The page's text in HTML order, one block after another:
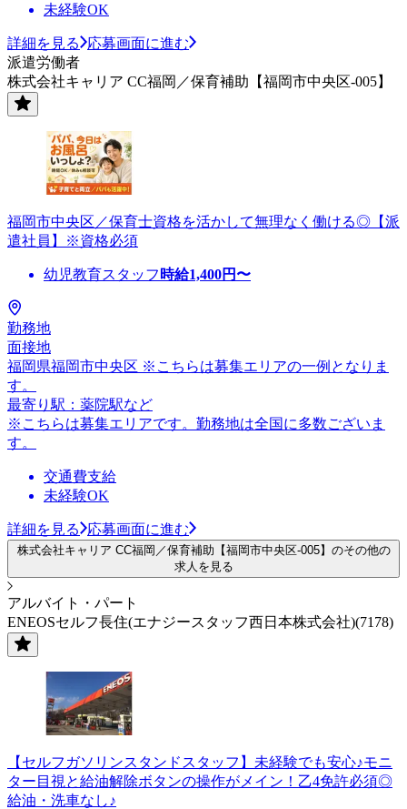
未経験OK
詳細を見る
応募画面に進む
派遣労働者
株式会社キャリア CC福岡／保育補助【福岡市中央区-005】
福岡市中央区／保育士資格を活かして無理なく働ける◎【派
遣社員】※資格必須
幼児教育スタッフ 時給1,400円〜
勤務地
面接地
福岡県福岡市中央区 ※こちらは募集エリアの一例となりま
す。
最寄り駅：薬院駅など
※こちらは募集エリアです。勤務地は全国に多数ございま
す。
交通費支給
未経験OK
詳細を見る 応募画面に進む
株式会社キャリア CC福岡／保育補助【福岡市中央区-005】のその他の
求人を見る
アルバイト・パート
ENEOSセルフ長住(エナジースタッフ西日本株式会社)(7178)
【セルフガソリンスタンドスタッフ】未経験でも安心♪モニ
ター目視と給油解除ボタンの操作がメイン！乙4免許必須◎
給油・洗車なし♪